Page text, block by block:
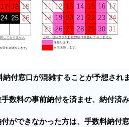
付窓口が混雑することが予想され
数料の事前納付を済ませ、納付済み
ができなかった方は、手数料納付窓